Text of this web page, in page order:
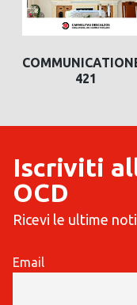
421
Iscriviti
OCD
Ricevi le ultime
Email